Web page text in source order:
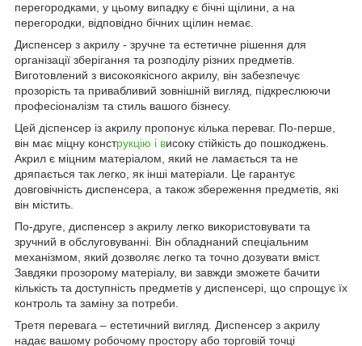
перегородками, у цьому випадку є бічні щілини, а на
перегородки, відповідно бічних щілин немає.
Диспенсер з акрилу - зручне та естетичне рішення для
організації зберігання та розподілу різних предметів.
Виготовлений з високоякісного акрилу, він забезпечує
прозорість та привабливий зовнішній вигляд, підкреслюючи
професіоналізм та стиль вашого бізнесу.
Цей діспенсер із акрилу пропонує кілька переваг. По-перше,
він має міцну конструкцію і високу стійкість до пошкоджень.
Акрил є міцним матеріалом, який не ламається та не
дряпається так легко, як інші матеріали. Це гарантує
довговічність диспенсера, а також збереження предметів, які
він містить.
По-друге, диспенсер з акрилу легко використовувати та
зручний в обслуговуванні. Він обладнаний спеціальним
механізмом, який дозволяє легко та точно дозувати вміст.
Завдяки прозорому матеріалу, ви завжди зможете бачити
кількість та доступність предметів у диспенсері, що спрощує їх
контроль та заміну за потреби.
Третя перевага – естетичний вигляд. Диспенсер з акрилу
надає вашому робочому простору або торговій точці